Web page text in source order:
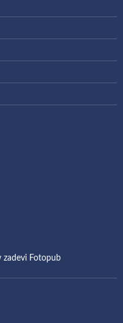
zadevi Fotopub